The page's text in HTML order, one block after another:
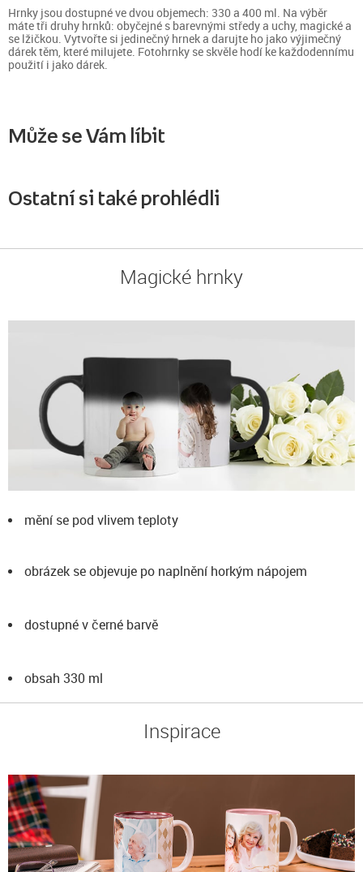
Hrnky jsou dostupné ve dvou objemech: 330 a 400 ml. Na výběr
máte tři druhy hrnků: obyčejné s barevnými středy a uchy, magické a
se lžičkou. Vytvořte si jedinečný hrnek a darujte ho jako výjimečný
dárek těm, které milujete. Fotohrnky se skvěle hodí ke každodennímu
použití i jako dárek.
Může se Vám líbit
Ostatní si také prohlédli
Magické hrnky
mění se pod vlivem teploty
obrázek se objevuje po naplnění horkým nápojem
dostupné v černé barvě
obsah 330 ml
Inspirace